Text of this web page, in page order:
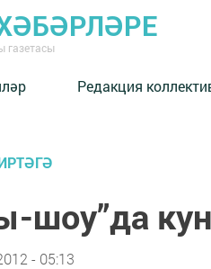
газетасы
Редакция
шоу”да
- 05:13